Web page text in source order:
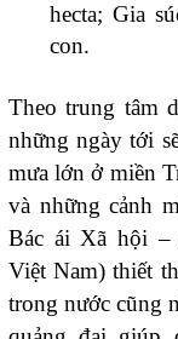
hecta; Gia
con.
Theo trung tâm
những ngày tới
mưa lớn ở miền
và những cảnh
Bác ái Xã hội –
Việt Nam) thiết
trong nước cũng